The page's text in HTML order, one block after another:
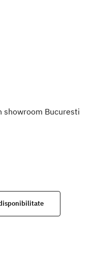
showroom Bucuresti